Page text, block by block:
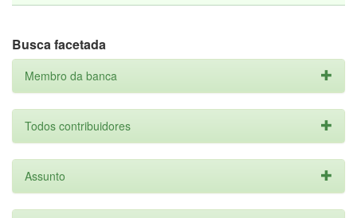
Busca facetada
Membro da banca
Todos contribuidores
Assunto